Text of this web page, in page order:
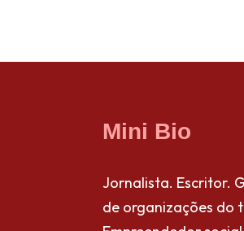
Mini Bio
Jornalista. Escritor.
de organizações do